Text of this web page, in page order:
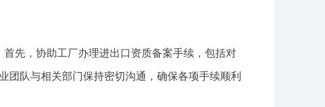
先，协助工厂办理进出口资质备案手续，包括对
队与相关部门保持密切沟通，确保各项手续顺利